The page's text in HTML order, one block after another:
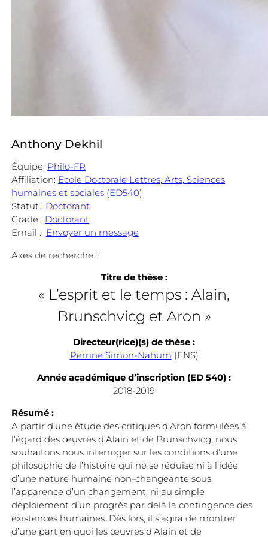
Anthony Dekhil
Équipe: Philo-FR
Affiliation: Ecole Doctorale Lettres, Arts, Sciences
humaines et sociales (ED540)
Statut : Doctorant
Grade : Doctorant
Email : Envoyer un message
Axes de recherche :
Titre de thèse :
« L’esprit et le temps : Alain,
Brunschvicg et Aron »
Directeur(rice)(s) de thèse :
Perrine Simon-Nahum (ENS)
Année académique d’inscription (ED 540) :
2018-2019
Résumé :
A partir d’une étude des critiques d’Aron formulées à
l’égard des œuvres d’Alain et de Brunschvicg, nous
souhaitons nous interroger sur les conditions d’une
philosophie de l’histoire qui ne se réduise ni à l’idée
d’une nature humaine non-changeante sous
l’apparence d’un changement, ni au simple
déploiement d’un progrès par delà la contingence des
existences humaines. Dès lors, il s’agira de montrer
d’une part en quoi les œuvres d’Alain et de